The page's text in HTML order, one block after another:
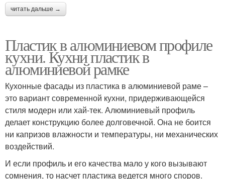
читать дальше →
Пластик в алюминиевом профиле
кухни. Кухни пластик в
алюминиевой рамке
Кухонные фасады из пластика в алюминиевой раме –
это вариант современной кухни, придерживающейся
стиля модерн или хай-тек. Алюминиевый профиль
делает конструкцию более долговечной. Она не боится
ни капризов влажности и температуры, ни механических
воздействий.
И если профиль и его качества мало у кого вызывают
сомнения, то насчет пластика ведется много споров.